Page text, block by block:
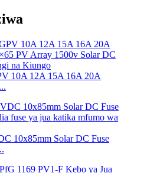
10A 12A 15A 16A 20A
10x85mm Solar DC Fuse